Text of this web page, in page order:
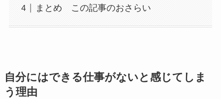
まとめ この記事のおさらい
自分にはできる仕事がないと感じてしま
う理由